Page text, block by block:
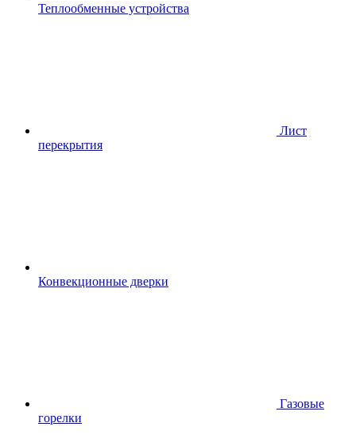
Теплообменные устройства
Лист
перекрытия
Конвекционные дверки
Газовые
горелки